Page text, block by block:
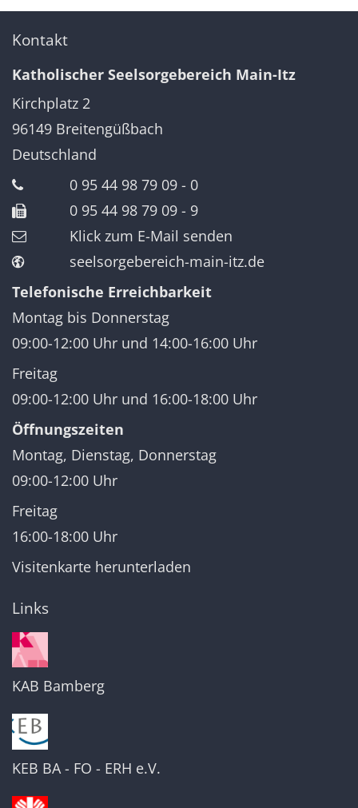
Kontakt
Katholischer Seelsorgebereich Main-Itz
Kirchplatz 2
96149 Breitengüßbach
Deutschland
0 95 44 98 79 09 - 0
0 95 44 98 79 09 - 9
Klick zum E-Mail senden
seelsorgebereich-main-itz.de
Telefonische Erreichbarkeit
Montag bis Donnerstag
09:00-12:00 Uhr und 14:00-16:00 Uhr
Freitag
09:00-12:00 Uhr und 16:00-18:00 Uhr
Öffnungszeiten
Montag, Dienstag, Donnerstag
09:00-12:00 Uhr
Freitag
16:00-18:00 Uhr
Visitenkarte herunterladen
Links
KAB Bamberg
KEB BA - FO - ERH e.V.